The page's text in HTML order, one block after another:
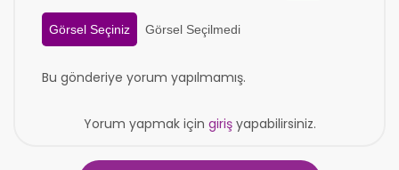
Görsel Seçiniz Görsel Seçilmedi
Bu gönderiye yorum yapılmamış.
Yorum yapmak için girişyapabilirsiniz.